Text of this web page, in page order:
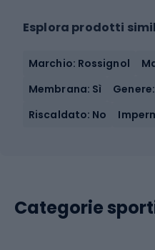
Esplora prodotti
Marchio: Rossignol
Membrana: Sì
Riscaldato: No
Categorie